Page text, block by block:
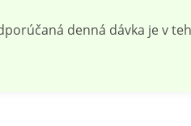
denná dávka je v